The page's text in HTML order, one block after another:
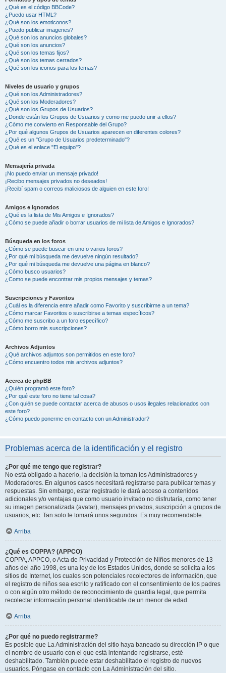
¿Qué es el código BBCode?
¿Puedo usar HTML?
¿Qué son los emoticonos?
¿Puedo publicar imagenes?
¿Qué son los anuncios globales?
¿Qué son los anuncios?
¿Qué son los temas fijos?
¿Qué son los temas cerrados?
¿Qué son los iconos para los temas?
Niveles de usuario y grupos
¿Qué son los Administradores?
¿Qué son los Moderadores?
¿Qué son los Grupos de Usuarios?
¿Donde están los Grupos de Usuarios y como me puedo unir a ellos?
¿Cómo me convierto en Responsable del Grupo?
¿Por qué algunos Grupos de Usuarios aparecen en diferentes colores?
¿Qué es un "Grupo de Usuarios predeterminado"?
¿Qué es el enlace "El equipo"?
Mensajería privada
¡No puedo enviar un mensaje privado!
¡Recibo mensajes privados no deseados!
¡Recibí spam o correos maliciosos de alguien en este foro!
Amigos e Ignorados
¿Qué es la lista de Mis Amigos e Ignorados?
¿Cómo se puede añadir o borrar usuarios de mi lista de Amigos e Ignorados?
Búsqueda en los foros
¿Cómo se puede buscar en uno o varios foros?
¿Por qué mi búsqueda me devuelve ningún resultado?
¿Por qué mi búsqueda me devuelve una página en blanco?
¿Cómo busco usuarios?
¿Como se puede encontrar mis propios mensajes y temas?
Suscripciones y Favoritos
¿Cuál es la diferencia entre añadir como Favorito y suscribirme a un tema?
¿Cómo marcar Favoritos o suscribirse a temas específicos?
¿Cómo me suscribo a un foro específico?
¿Cómo borro mis suscripciones?
Archivos Adjuntos
¿Qué archivos adjuntos son permitidos en este foro?
¿Cómo encuentro todos mis archivos adjuntos?
Acerca de phpBB
¿Quién programó este foro?
¿Por qué este foro no tiene tal cosa?
¿Con quién se puede contactar acerca de abusos o usos ilegales relacionados con
este foro?
¿Cómo puedo ponerme en contacto con un Administrador?
Problemas acerca de la identificación y el registro
¿Por qué me tengo que registrar?
No está obligado a hacerlo, la decisión la toman los Administradores y
Moderadores. En algunos casos necesitará registrarse para publicar temas y
respuestas. Sin embargo, estar registrado le dará acceso a contenidos
adicionales y/o ventajas que como usuario invitado no disfrutaría, como tener
su imagen personalizada (avatar), mensajes privados, suscripción a grupos de
usuarios, etc. Tan solo le tomará unos segundos. Es muy recomendable.
Arriba
¿Qué es COPPA? (APPCO)
COPPA, APPCO, o Acta de Privacidad y Protección de Niños menores de 13
años del año 1998, es una ley de los Estados Unidos, donde se solicita a los
sitios de Internet, los cuales son potenciales recolectores de información, que
el registro de niños sea escrito y ratificado con el consentimiento de los padres
o con algún otro método de reconocimiento de guardia legal, que permita
recolectar información personal identificable de un menor de edad.
Arriba
¿Por qué no puedo registrarme?
Es posible que La Administración del sitio haya baneado su dirección IP o que
el nombre de usuario con el que está intentando registrarse, esté
deshabilitado. También puede estar deshabilitado el registro de nuevos
usuarios. Póngase en contacto con La Administración del sitio.